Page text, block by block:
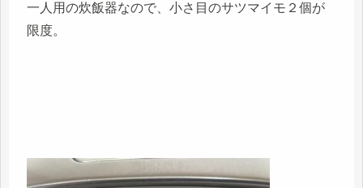
一人用の炊飯器なので、小さ目のサツマイモ２個が
限度。